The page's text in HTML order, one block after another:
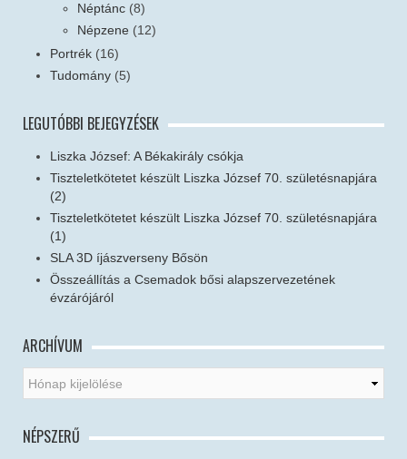
Néptánc (8)
Népzene (12)
Portrék (16)
Tudomány (5)
LEGUTÓBBI BEJEGYZÉSEK
Liszka József: A Békakirály csókja
Tiszteletkötetet készült Liszka József 70. születésnapjára
(2)
Tiszteletkötetet készült Liszka József 70. születésnapjára
(1)
SLA 3D íjászverseny Bősön
Összeállítás a Csemadok bősi alapszervezetének
évzárójáról
ARCHÍVUM
NÉPSZERŰ